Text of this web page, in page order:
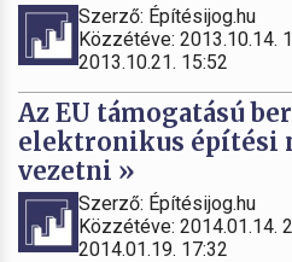
Szerző: Építésijog.hu
Közzétéve: 2013.10.14.
2013.10.21. 15:52
Az EU támogatású
elektronikus építési
vezetni »
Szerző: Építésijog.hu
Közzétéve: 2014.01.14.
2014.01.19. 17:32